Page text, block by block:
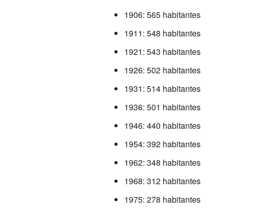
1906: 565 habitantes
1911: 548 habitantes
1921: 543 habitantes
1926: 502 habitantes
1931: 514 habitantes
1936: 501 habitantes
1946: 440 habitantes
1954: 392 habitantes
1962: 348 habitantes
1968: 312 habitantes
1975: 278 habitantes